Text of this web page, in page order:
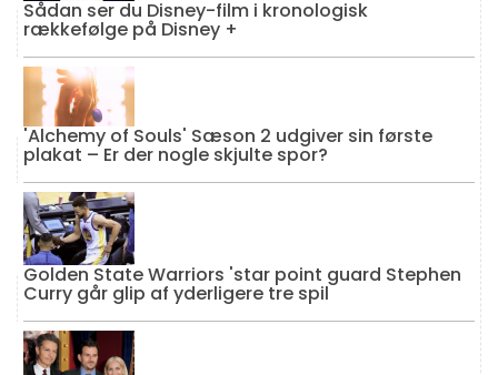
Sådan ser du Disney-film i kronologisk
rækkefølge på Disney +
'Alchemy of Souls' Sæson 2 udgiver sin første
plakat – Er der nogle skjulte spor?
Golden State Warriors 'star point guard Stephen
Curry går glip af yderligere tre spil